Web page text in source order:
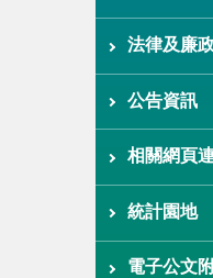
法律及廉
公告資訊
相關網頁
統計園地
電子公文